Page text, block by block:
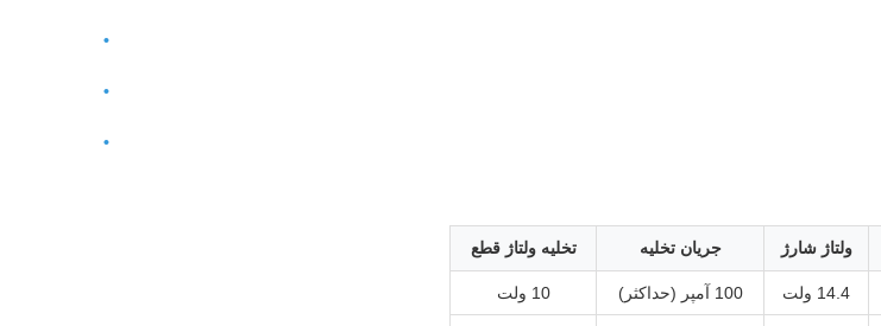
ولتاژ شارژ جریان تخلیه تخلیه ولتاژ قطع
14.4 ولت 100 آمپر (حداکثر) 10 ولت